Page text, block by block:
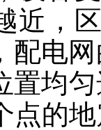
近，
配电
置均
点的